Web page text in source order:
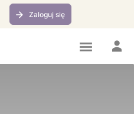
Zaloguj się